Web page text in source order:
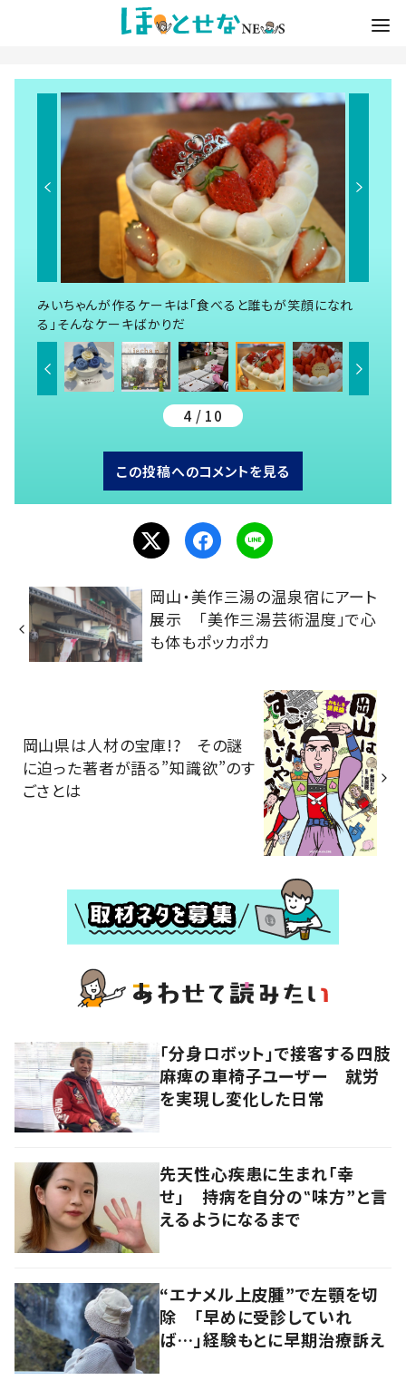
みいちゃんが作るケーキは「食べると誰もが笑顔になれ
る」そんなケーキばかりだ
4 / 10
この投稿へのコメントを見る
岡山・美作三湯の温泉宿にアート
展示 「美作三湯芸術温度」で心
も体もポッカポカ
岡山県は人材の宝庫!? その謎
に迫った著者が語る”知識欲”のす
ごさとは
「分身ロボット」で接客する四肢
麻痺の車椅子ユーザー 就労
を実現し変化した日常
先天性心疾患に生まれ「幸
せ」 持病を自分の‟味方”と言
えるようになるまで
“エナメル上皮腫”で左顎を切
除 「早めに受診していれ
ば…」経験もとに早期治療訴え